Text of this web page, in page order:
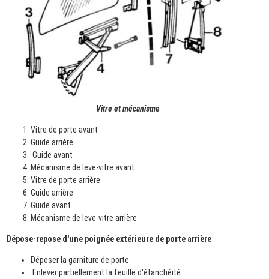
Vitre et mécanisme
Vitre de porte avant
Guide arrière
Guide avant
Mécanisme de leve-vitre avant
Vitre de porte arrière
Guide arrière
Guide avant
Mécanisme de leve-vitre arrière.
Dépose-repose d'une poignée extérieure de porte arrière
Déposer la garniture de porte.
Enlever partiellement la feuille d'étanchéité.